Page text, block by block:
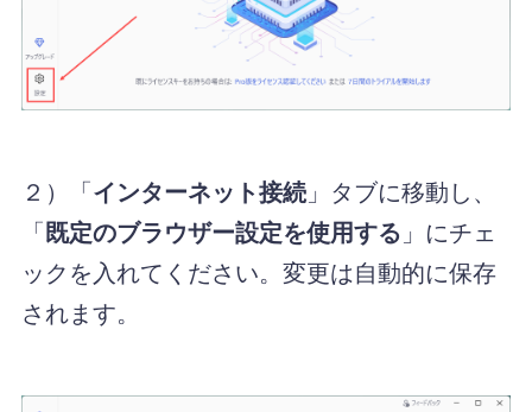
２）「インターネット接続 」タブに移動し、
「既定のブラウザー設定を使用する 」にチェ
ックを入れてください。変更は自動的に保存
されます。